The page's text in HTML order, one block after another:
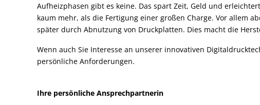
Aufheizphasen gibt es keine. Das spart Zeit, Geld und
kaum mehr, als die Fertigung einer großen Charge. Vor allem
später durch Abnutzung von Druckplatten. Dies macht die
Wenn auch Sie Interesse an unserer innovativen
persönliche Anforderungen.
Ihre persönliche Ansprechpartnerin